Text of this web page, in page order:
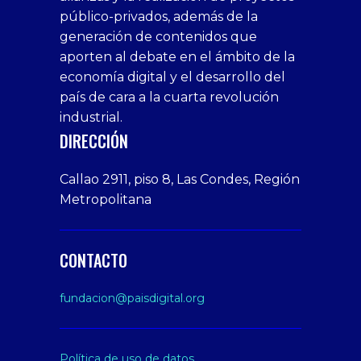
bonus
veren
siteler
1xbet
deneme
bonusu
veren
giriş
1xbet
giriş
tarafbet
giriş
Deneme
bonusu
veren
siteler
on
webcam
Cumshots
Tits
Free
Amateur
Porn
Xxx
Indian
Big
Butt
sex
From
Step
veren
siteler
público-privados, además de la
generación de contenidos que
aporten al debate en el ámbito de la
economía digital y el desarrollo del
país de cara a la cuarta revolución
industrial.
DIRECCIÓN
Callao 2911, piso 8, Las Condes, Región
Metropolitana
CONTACTO
fundacion@paisdigital.org